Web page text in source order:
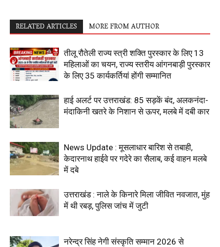
RELATED ARTICLES MORE FROM AUTHOR
तीलू रौतेली राज्य स्त्री शक्ति पुरस्कार के लिए 13
महिलाओं का चयन, राज्य स्तरीय आंगनबाड़ी पुरस्कार
के लिए 35 कार्यकर्तियां होंगी सम्मानित
हाई अलर्ट पर उत्तराखंड: 85 सड़कें बंद, अलकनंदा-
मंदाकिनी खतरे के निशान से ऊपर, मलबे में दबी कार
News Update : मूसलाधार बारिश से तबाही,
केदारनाथ हाईवे पर गदेरे का सैलाब, कई वाहन मलबे
में दबे
उत्तराखंड : नाले के किनारे मिला जीवित नवजात, मुंह
में थी रबड़, पुलिस जांच में जुटी
नरेन्द्र सिंह नेगी संस्कृति सम्मान 2026 से